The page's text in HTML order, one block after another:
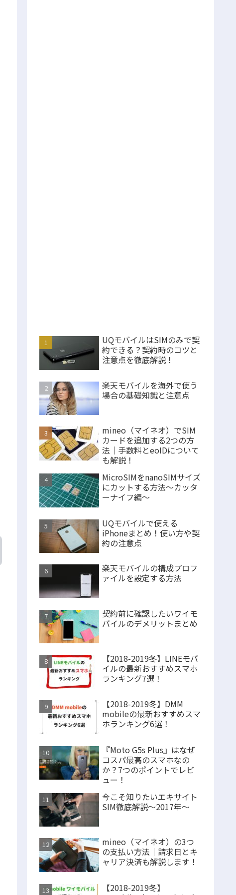
UQモバイルはSIMのみで契
約できる？契約時のコツと
注意点を徹底解説！
楽天モバイルを海外で使う
場合の基礎知識と注意点
mineo（マイネオ）でSIM
カードを追加する2つの方
法｜手数料とeoIDについて
も解説！
MicroSIMをnanoSIMサイズ
にカットする方法〜カッタ
ーナイフ編〜
UQモバイルで使える
iPhoneまとめ！使い方や契
約の注意点
楽天モバイルの構成プロフ
ァイルを設定する方法
契約前に確認したいワイモ
バイルのデメリットまとめ
【2018-2019冬】LINEモバ
イルの最新おすすめスマホ
ランキング7選！
【2018-2019冬】DMM
mobileの最新おすすめスマ
ホランキング6選！
『Moto G5s Plus』はなぜ
コスパ最高のスマホなの
か？7つのポイントでレビ
ュー！
今こそ知りたいエキサイト
SIM徹底解説～2017年～
mineo（マイネオ）の3つ
の支払い方法｜請求日とキ
ャリア決済も解説します！
【2018-2019冬】